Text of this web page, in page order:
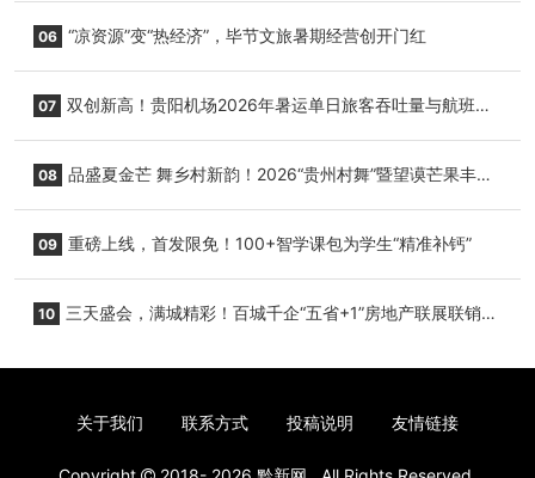
06 “凉资源”变“热经济”，毕节文旅暑期经营创开门红
07 双创新高！贵阳机场2026年暑运单日旅客吞吐量与航班起
08 品盛夏金芒 舞乡村新韵！2026“贵州村舞”暨望谟芒果丰收
09 重磅上线，首发限免！100+智学课包为学生“精准补钙”
10 三天盛会，满城精彩！百城千企“五省+1”房地产联展联销活
关于我们 联系方式 投稿说明 友情链接